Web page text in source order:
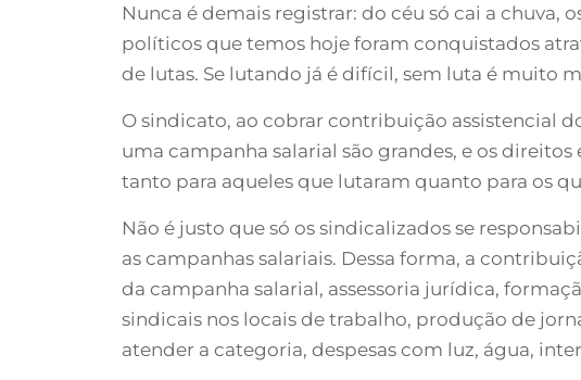
Nunca é demais registrar: do céu só cai a chuva,
políticos que temos hoje foram conquistados
de lutas. Se lutando já é difícil, sem luta é muito
O sindicato, ao cobrar contribuição assistencial
uma campanha salarial são grandes, e os
tanto para aqueles que lutaram quanto para os
Não é justo que só os sindicalizados se
as campanhas salariais. Dessa forma, a
da campanha salarial, assessoria jurídica,
sindicais nos locais de trabalho, produção de
atender a categoria, despesas com luz, água,